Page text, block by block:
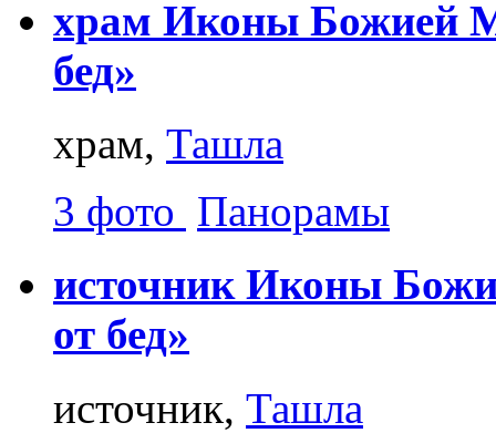
храм Иконы Божией
бед»
храм, Ташла
3 фото Панорамы
источник Иконы
от бед»
источник, Ташла